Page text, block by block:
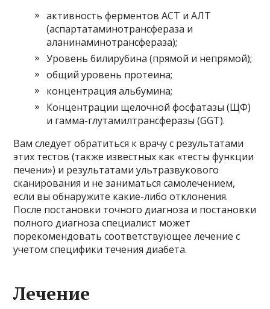
активность ферментов АСТ и АЛТ
(аспартатаминотрансфераза и
аланинаминотрансфераза);
Уровень билирубина (прямой и непрямой);
общий уровень протеина;
концентрация альбумина;
Концентрации щелочной фосфатазы (ЩФ)
и гамма-глутамилтрансферазы (GGT).
Вам следует обратиться к врачу с результатами
этих тестов (также известных как «тесты функции
печени») и результатами ультразвукового
сканирования и не заниматься самолечением,
если вы обнаружите какие-либо отклонения.
После постановки точного диагноза и постановки
полного диагноза специалист может
порекомендовать соответствующее лечение с
учетом специфики течения диабета.
Лечение